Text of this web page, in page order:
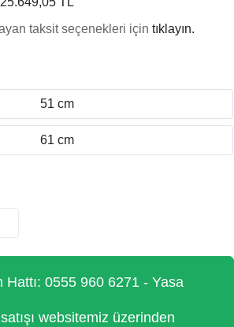
taksit seçenekleri için tıklayın.
51 cm
61 cm
0555 960 6271 - Yasa
websitemiz üzerinden